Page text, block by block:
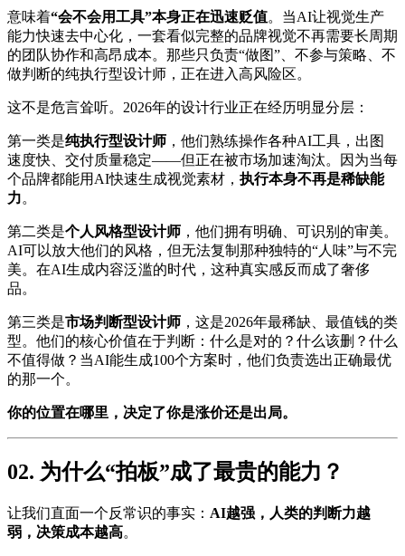
意味着“会不会用工具”本身正在迅速贬值。当AI让视觉生产
能力快速去中心化，一套看似完整的品牌视觉不再需要长周期
的团队协作和高昂成本。那些只负责“做图”、不参与策略、不
做判断的纯执行型设计师，正在进入高风险区。
这不是危言耸听。2026年的设计行业正在经历明显分层：
第一类是纯执行型设计师 ，他们熟练操作各种AI工具，出图
速度快、交付质量稳定——但正在被市场加速淘汰。因为当每
个品牌都能用AI快速生成视觉素材， 执行本身不再是稀缺能
力。
第二类是个人风格型设计师 ，他们拥有明确、可识别的审美。
AI可以放大他们的风格，但无法复制那种独特的“人味”与不完
美。在AI生成内容泛滥的时代，这种真实感反而成了奢侈
品。
第三类是市场判断型设计师 ，这是2026年最稀缺、最值钱的类
型。他们的核心价值在于判断：什么是对的？什么该删？什么
不值得做？当AI能生成100个方案时，他们负责选出正确最优
的那一个。
你的位置在哪里，决定了你是涨价还是出局。
02. 为什么“拍板”成了最贵的能力？
让我们直面一个反常识的事实： AI越强，人类的判断力越
弱，决策成本越高。